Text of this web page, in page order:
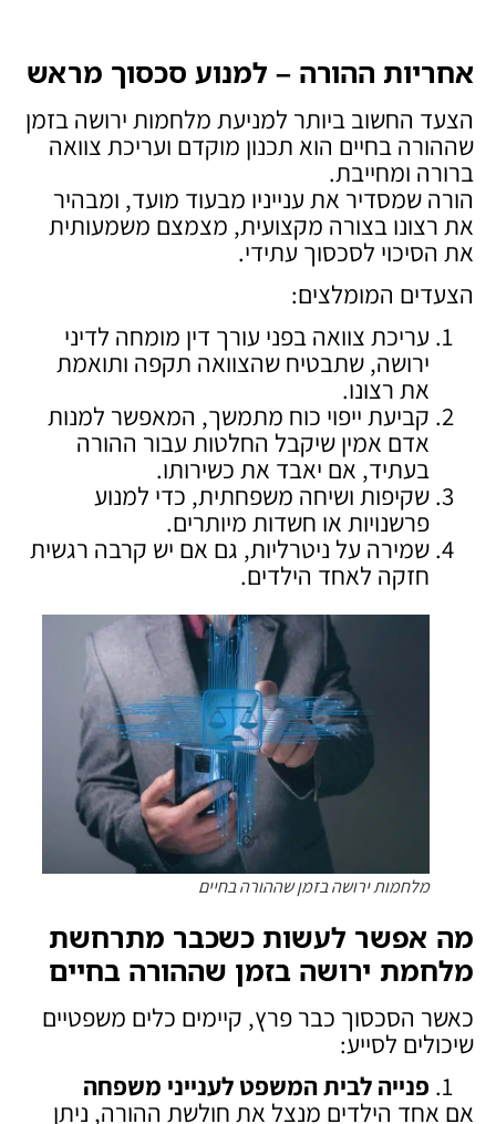
אחריות ההורה – למנוע סכסוך מראש
הצעד החשוב ביותר למניעת מלחמות ירושה בזמן
שההורה בחיים הוא תכנון מוקדם ועריכת צוואה
ברורה ומחייבת.
הורה שמסדיר את ענייניו מבעוד מועד, ומבהיר
את רצונו בצורה מקצועית, מצמצם משמעותית
את הסיכוי לסכסוך עתידי.
הצעדים המומלצים:
עריכת צוואה בפני עורך דין מומחה לדיני
ירושה, שתבטיח שהצוואה תקפה ותואמת
את רצונו.
קביעת ייפוי כוח מתמשך, המאפשר למנות
אדם אמין שיקבל החלטות עבור ההורה
בעתיד, אם יאבד את כשירותו.
שקיפות ושיחה משפחתית, כדי למנוע
פרשנויות או חשדות מיותרים.
שמירה על ניטרליות, גם אם יש קרבה רגשית
חזקה לאחד הילדים.
מלחמות ירושה בזמן שההורה בחיים
מה אפשר לעשות כשכבר מתרחשת
מלחמת ירושה בזמן שההורה בחיים
כאשר הסכסוך כבר פרץ, קיימים כלים משפטיים
שיכולים לסייע:
פנייה לבית המשפט לענייני משפחה
אם אחד הילדים מנצל את חולשת ההורה, ניתן